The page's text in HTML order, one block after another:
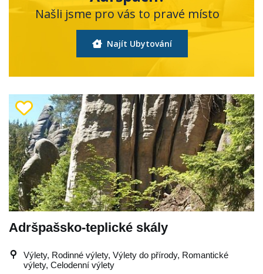
Našli jsme pro vás to pravé místo
Najít Ubytování
Adršpašsko-teplické skály
Výlety, Rodinné výlety, Výlety do přírody, Romantické
výlety, Celodenní výlety